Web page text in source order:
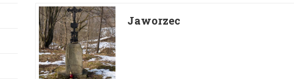
Jaworzec